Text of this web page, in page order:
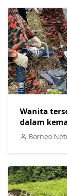
Wanita
dalam
Jalan Camar
Borneo